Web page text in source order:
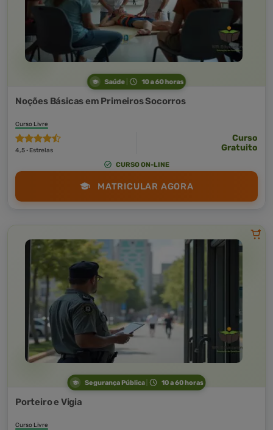
Saúde 10 a 60 horas
Noções Básicas em Primeiros Socorros
Curso Livre
4,5 · Estrelas
Curso
Gratuito
CURSO ON-LINE
MATRICULAR AGORA
Segurança Pública 10 a 60 horas
Porteiro e Vigia
Curso Livre